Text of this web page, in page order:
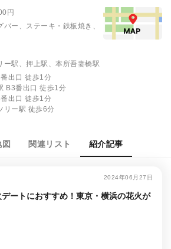
円
ー、ステーキ・鉄板焼き、
ー駅、押上駅、本所吾妻橋駅
出口 徒歩1分
B3番出口 徒歩1分
出口 徒歩1分
リー駅 徒歩6分
図 関連リスト 紹介記事
2024年06月27日
デートにおすすめ！東京・横浜の花火が